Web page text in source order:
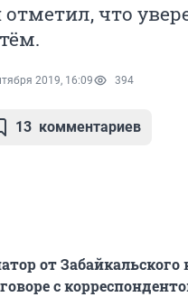
что
2019, 16:09 394
13 комментариев
от
с